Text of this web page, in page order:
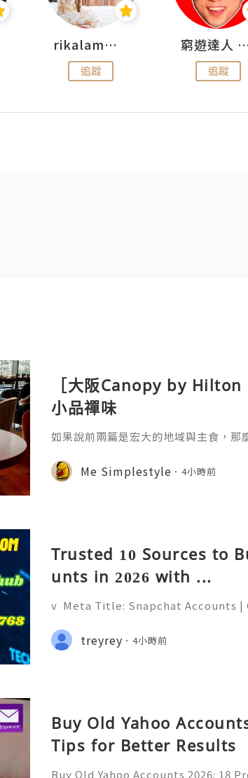
rikalammm
追蹤
窮遊達人
追蹤
［大阪Canopy by Hilton
小品禪味
如果說前兩篇是宏大的地域與主食，那
司，是極其講究時間與溫度的科學。日
黃凝固溫度不同——在恆溫 60-65℃ 的
Me Simplestyle 4小時前
Trusted 10 Sources to
unts in 2026 with ...
v Meta Title: Snapchat Accounts |
eliable 24/7 Customer Support
(506) 541-7768
treyrey 4小時前
Buy Old Yahoo
Tips for Better Results
Buy Old Yahoo Accounts 2026: 18